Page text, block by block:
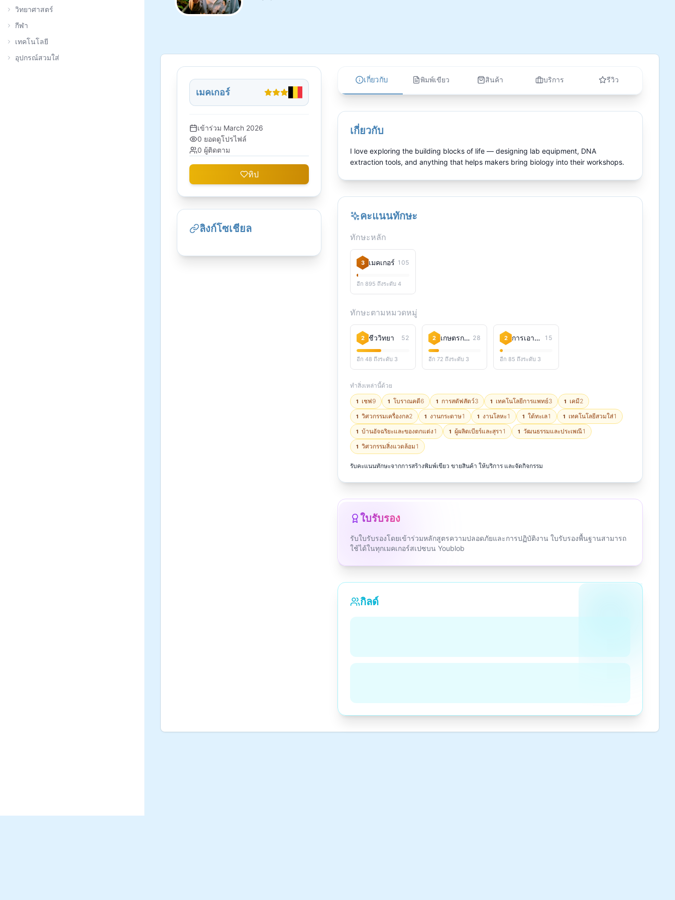
วิทยาศาสตร์
กีฬา
เทคโนโลยี
อุปกรณ์สวมใส่
เมคเกอร์
เข้าร่วม March 2026
0 ยอดดูโปรไฟล์
0 ผู้ติดตาม
ทิป
ลิงก์โซเชียล
เกี่ยวกับ พิมพ์เขียว สินค้า บริการ รีวิว
เกี่ยวกับ
I love exploring the building blocks of life — designing lab equipment, DNA
extraction tools, and anything that helps makers bring biology into their workshops.
คะแนนทักษะ
ทักษะหลัก
3 เมคเกอร์ 105
อีก 895 ถึงระดับ 4
ทักษะตามหมวดหมู่
2 ชีววิทยา 52
อีก 48 ถึงระดับ 3
2 เกษตรกรรม 28
อีก 72 ถึงระดับ 3
2 การเอาตัวรอด 15
อีก 85 ถึงระดับ 3
ทำสิ่งเหล่านี้ด้วย
1 เชฟ9 1 โบราณคดี6 1 การสตัฟสัตว์3 1 เทคโนโลยีการแพทย์3 1 เคมี2
1 วิศวกรรมเครื่องกล2 1 งานกระดาษ1 1 งานโลหะ1 1 ใต้ทะเล1 1 เทคโนโลยีสวมใส่1
1 บ้านอัจฉริยะและของตกแต่ง 1 1 ผู้ผลิตเบียร์และสุรา 1 1 วัฒนธรรมและประเพณี1
1 วิศวกรรมสิ่งแวดล้อม 1
รับคะแนนทักษะจากการสร้างพิมพ์เขียว ขายสินค้า ให้บริการ และจัดกิจกรรม
ใบรับรอง
รับใบรับรองโดยเข้าร่วมหลักสูตรความปลอดภัยและการปฏิบัติงาน ใบรับรองพื้นฐานสามารถ
ใช้ได้ในทุกเมคเกอร์สเปซบน Youblob
กิลด์